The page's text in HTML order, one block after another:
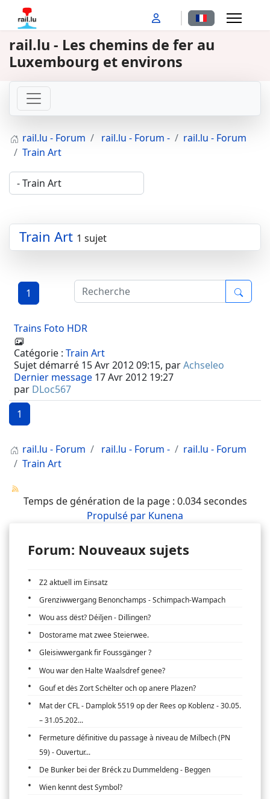
Sélectionnez
rail.lu - Les chemins de fer au
Luxembourg et environs
rail.lu - Forum rail.lu - Forum -
rail.lu - Forum
Train Art
Train Art 1 sujet
1
Trains Foto HDR
Catégorie : Train Art
Sujet démarré 15 Avr 2012 09:15, parAchseleo
Dernier message 17 Avr 2012 19:27
par DLoc567
1
rail.lu - Forum rail.lu - Forum -
rail.lu - Forum
Train Art
Temps de génération de la page : 0.034 secondes
Propulsé par Kunena
Forum: Nouveaux sujets
Z2 aktuell im Einsatz
Grenziwwergang Benonchamps - Schimpach-Wampach
Wou ass dëst? Déiljen - Dillingen?
Dostorame mat zwee Steierwee.
Gleisiwwergank fir Foussgänger ?
Wou war den Halte Waalsdref genee?
Gouf et dës Zort Schëlter och op anere Plazen?
Mat der CFL - Damplok 5519 op der Rees op Koblenz - 30.05.
– 31.05.202...
Fermeture définitive du passage à niveau de Milbech (PN
59) - Ouvertur...
De Bunker bei der Bréck zu Dummeldeng - Beggen
Wien kennt dest Symbol?